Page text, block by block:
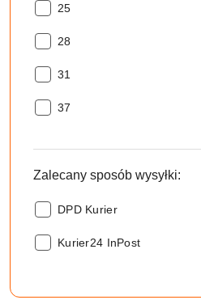
podmiot
25
podmiot
28
podmiot
31
podmiot
37
Zalecany sposób wysyłki:
Zalecany
wysyłki::
DPD Kurier
Zalecany
Kurier24 InPost